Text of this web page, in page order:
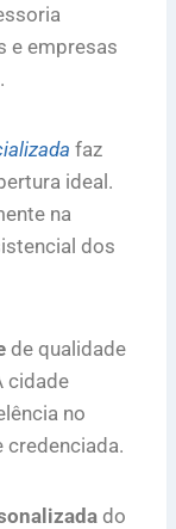
e empresas
faz
ideal.
na
dos
de qualidade
cidade
no
credenciada.
do